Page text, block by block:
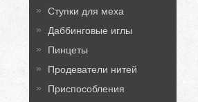
Ступки для меха
Даббинговые иглы
Пинцеты
Продеватели нитей
Приспособления